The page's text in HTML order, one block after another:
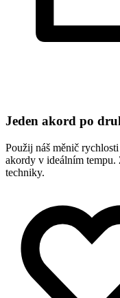
Jeden akord po
Použij náš měnič
akordy v ideálním tempu.
techniky.